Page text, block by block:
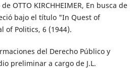
OTTO KIRCHHEIMER, En busca de
bajo el título "In Quest of
of Politics, 6 (1944).
del Derecho Público y
preliminar a cargo de J.L.